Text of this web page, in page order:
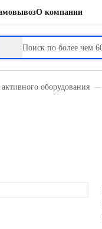
О компании
оборудования